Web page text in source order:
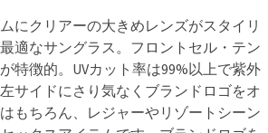
にクリアーの大きめレンズがスタイリ
適なサングラス。フロントセル・テン
特徴的。UVカット率は99%以上で紫外
サイドにさり気なくブランドロゴをオ
もちろん、レジャーやリゾートシーン